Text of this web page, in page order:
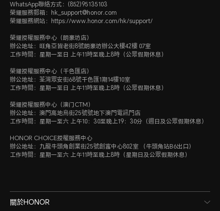
WhatsApp聯絡方式：(852)95135103
榮耀服務郵箱：hk_support@honor.com
榮耀服務網站：https://www.honor.com/hk/support/
榮耀授權服務中心（朗豪坊店）
辦公地址：旺角亞皆老街8號朗豪坊辦公大樓42樓 07室
工作時間：星期一至日 上午11時至晚上8時（公眾假期休息）
榮耀授權服務中心（千色匯店）
辦公地址：荃灣眾安街68號千色匯1期14樓10室
工作時間：星期一至日 上午11時至晚上8時（公眾假期休息）
榮耀授權服務中心（澳门CTM）
辦公地址：澳門高地烏街25號號地下澳門電訊門店
工作時間：星期一至六 上午10：30至晚上19：30分（週日及公眾假期休息）
HONOR CHOICE授權服務中心
辦公地址：九龍牛頭角創業街25號創富中心802室 （牛頭角站B6出口）
工作時間：星期一至六 上午11時至晚上8時（星期日及公眾假期休息）
關於HONOR